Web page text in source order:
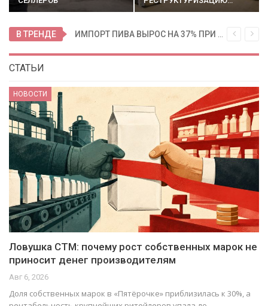
В ТРЕНДЕ
СТАТЬИ
не
а
НОВОСТИ
«ВинЛаб» и Самокат запустили общую
приложении сети
Авг 6, 2026
В мобильном приложении «ВинЛаб» появилась